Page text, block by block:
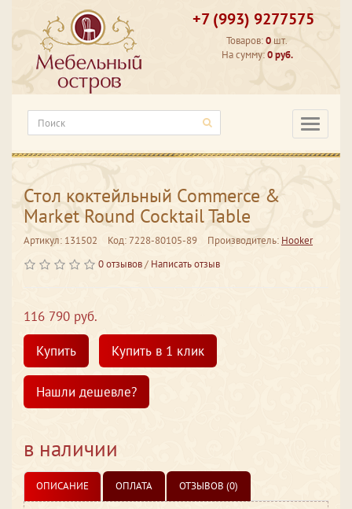
+7 (993) 9277575
Товаров:0 шт.
На сумму:0 руб.
Стол коктейльный Commerce &
Market Round Cocktail Table
Артикул: 131502 Код: 7228-80105-89 Производитель: Hooker
0 отзывов/ Написать отзыв
116 790 руб.
Купить
Купить в 1 клик
Нашли дешевле?
в наличии
ОПИСАНИЕ ОПЛАТА ОТЗЫВОВ (0)